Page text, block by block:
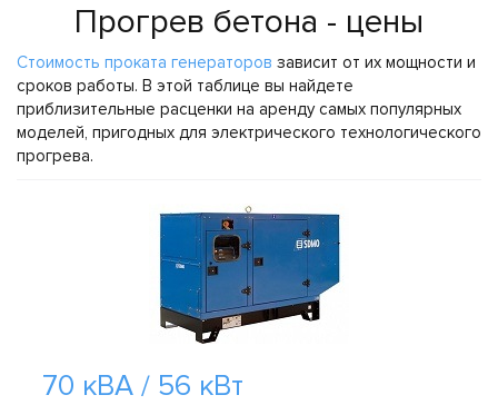
Прогрев бетона - цены
Стоимость проката генераторов зависит от их мощности и
сроков работы. В этой таблице вы найдете
приблизительные расценки на аренду самых популярных
моделей, пригодных для электрического технологического
прогрева.
70 кВА / 56 кВт